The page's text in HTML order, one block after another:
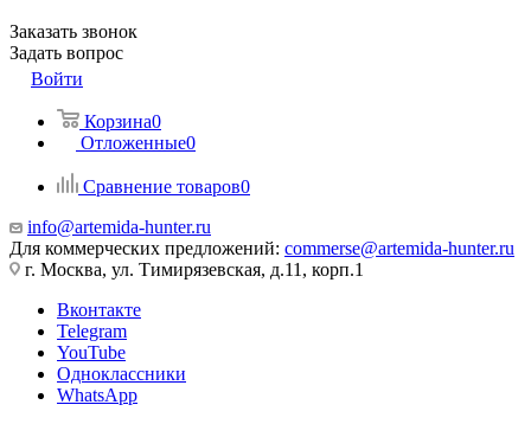
Заказать звонок
Задать вопрос
Войти
Корзина0
Отложенные0
Сравнение товаров0
info@artemida-hunter.ru
Для коммерческих предложений: commerse@artemida-hunter.ru
г. Москва, ул. Тимирязевская, д.11, корп.1
Вконтакте
Telegram
YouTube
Одноклассники
WhatsApp